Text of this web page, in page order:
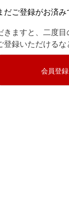
だご登録がお済
ますと、二度目
録いただけるな
会員登録